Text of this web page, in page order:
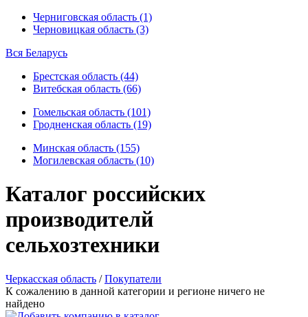
Черниговская область (1)
Черновицкая область (3)
Вся Беларусь
Брестская область (44)
Витебская область (66)
Гомельская область (101)
Гродненская область (19)
Минская область (155)
Могилевская область (10)
Каталог российских
производителй
сельхозтехники
Черкасская область /Покупатели
К сожалению в данной категории и регионе ничего не
найдено